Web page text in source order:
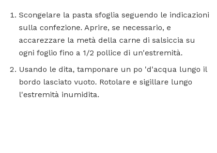
Scongelare la pasta sfoglia seguendo le indicazioni
sulla confezione. Aprire, se necessario, e
accarezzare la metà della carne di salsiccia su
ogni foglio fino a 1/2 pollice di un'estremità.
Usando le dita, tamponare un po 'd'acqua lungo il
bordo lasciato vuoto. Rotolare e sigillare lungo
l'estremità inumidita.